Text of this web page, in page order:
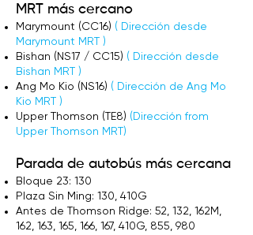
MRT más cercano
Marymount (CC16) ( Dirección desde
Marymount MRT
)
Bishan (NS17 / CC15) ( Dirección desde
Bishan MRT
)
Ang Mo Kio (NS16) ( Dirección de Ang Mo
Kio MRT
)
Upper Thomson (TE8) ( Direcciónfrom
Upper Thomson MRT)
Parada de autobús más cercana
Bloque 23: 130
Plaza Sin Ming: 130, 410G
Antes de Thomson Ridge: 52, 132, 162M,
162, 163, 165, 166, 167, 410G, 855, 980